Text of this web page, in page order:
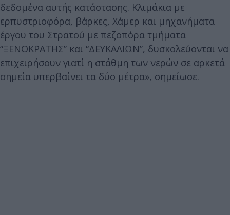
δεδομένα αυτής κατάστασης. Κλιμάκια με
ερπυστριοφόρα, βάρκες, Χάμερ και μηχανήματα
έργου του Στρατού με πεζοπόρα τμήματα
“ΞΕΝΟΚΡΑΤΗΣ” και “ΔΕΥΚΑΛΙΩΝ”, δυσκολεύονται να
επιχειρήσουν γιατί η στάθμη των νερών σε αρκετά
σημεία υπερβαίνει τα δύο μέτρα», σημείωσε.